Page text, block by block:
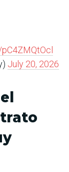
July 20, 2026